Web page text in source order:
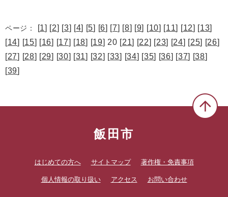
ページ： [1] [2] [3] [4] [5] [6] [7] [8] [9] [10] [11] [12] [13]
[14] [15] [16] [17] [18] [19] 20 [21] [22] [23] [24] [25] [26]
[27] [28] [29] [30] [31] [32] [33] [34] [35] [36] [37] [38]
[39]
飯田市
はじめての方へ サイトマップ 著作権・免責事項
個人情報の取り扱い アクセス お問い合わせ